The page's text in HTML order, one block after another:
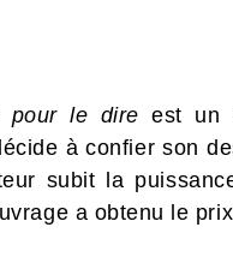
pour le dire est un
à confier son
subit la
a obtenu le